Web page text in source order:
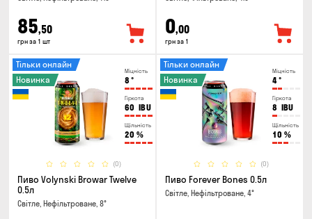
85,50
грн за 1 шт
0,00
грн за 1
Міцність
8 °
Гіркота
60 IBU
Щільність
20 %
(0)
Тільки онлайн
Новинка
Пиво Volynski Browar Twelve
0.5л
Світле, Нефільтроване, 8°
Міцність
4°
Гіркота
8 IBU
Щільність
10 %
(0)
Тільки онлайн
Новинка
Пиво Forever Bones 0.5л
Світле, Нефільтроване, 4°